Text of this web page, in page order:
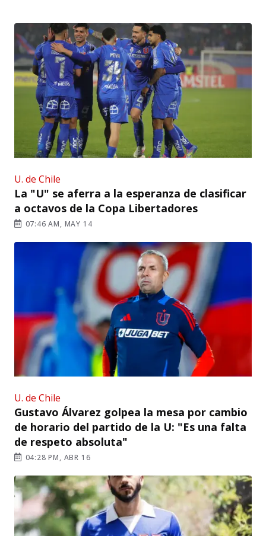
U. de Chile
La "U" se aferra a la esperanza de clasificar
a octavos de la Copa Libertadores
07:46 AM, MAY 14
U. de Chile
Gustavo Álvarez golpea la mesa por cambio
de horario del partido de la U: "Es una falta
de respeto absoluta"
04:28 PM, ABR 16